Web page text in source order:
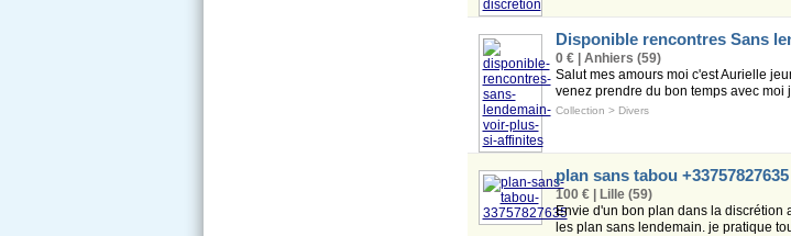
Disponible rencontres Sans
0 € | Anhiers (59)
Salut mes amours moi c'est Aurielle
venez prendre du bon temps avec
Collection > Divers
plan sans tabou +33757827635
100 € | Lille (59)
Envie d'un bon plan dans la discrétion
les plan sans lendemain. je pratique